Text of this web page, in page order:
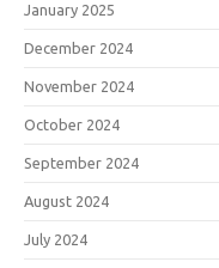
January 2025
December 2024
November 2024
October 2024
September 2024
August 2024
July 2024